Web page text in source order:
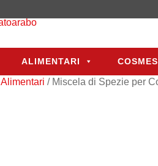
ALIMENTARI
ALIMENTARI COSMESI
Alimentari / Miscela di Spezie per